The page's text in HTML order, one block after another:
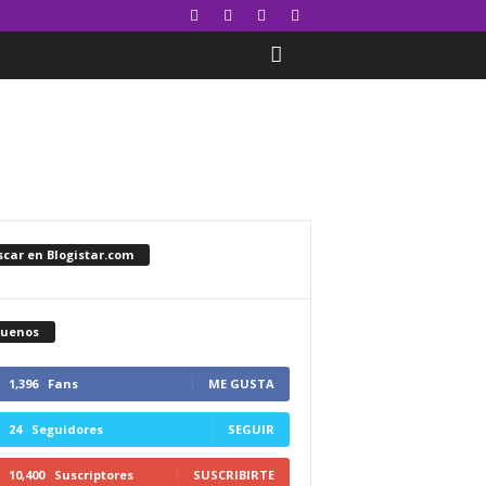
en Blogistar.com
1,396 Fans ME GUSTA
24 Seguidores SEGUIR
10,400 Suscriptores SUSCRIBIRTE